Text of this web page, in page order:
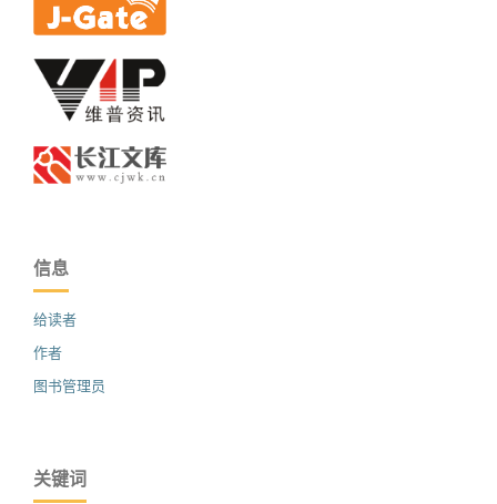
信息
给读者
作者
图书管理员
关键词